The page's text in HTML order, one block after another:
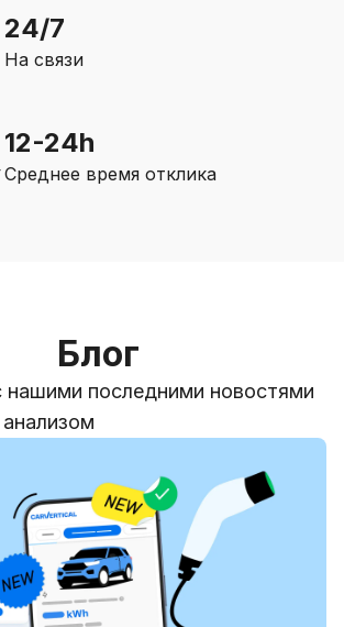
24/7
На связи
12-24h
Среднее время отклика
Блог
нашими последними новостями